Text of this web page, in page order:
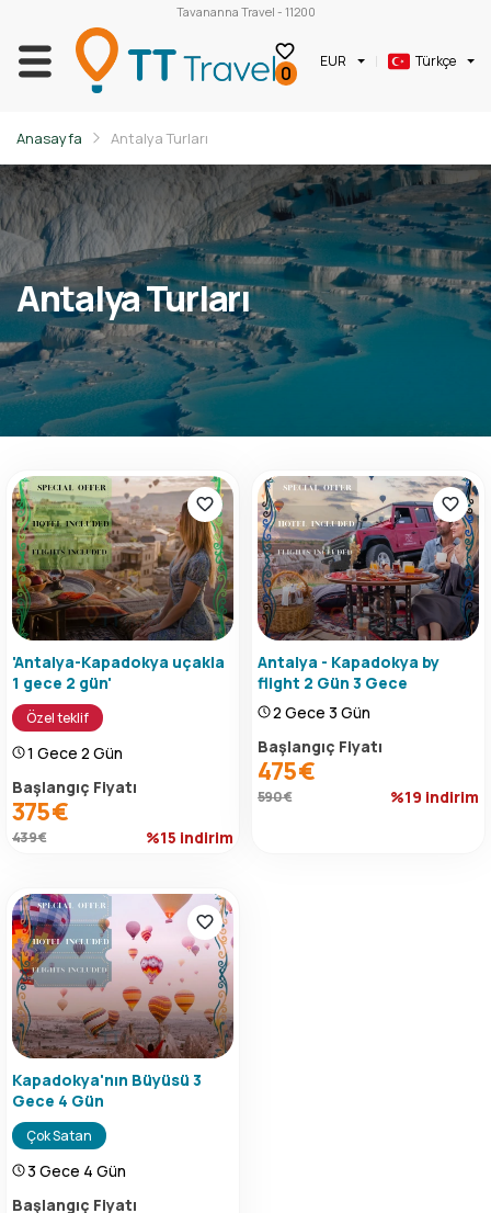
Tavananna Travel - 11200
0 EUR Türkçe
Anasayfa Antalya Turları
Antalya Turları
'Antalya-Kapadokya uçakla
1 gece 2 gün'
Özel teklif
1 Gece 2 Gün
Başlangıç Fiyatı
375 €
439 € %15 indirim
Antalya - Kapadokya by
flight 2 Gün 3 Gece
2 Gece 3 Gün
Başlangıç Fiyatı
475 €
590 € %19 indirim
Kapadokya'nın Büyüsü 3
Gece 4 Gün
Çok Satan
3 Gece 4 Gün
Başlangıç Fiyatı